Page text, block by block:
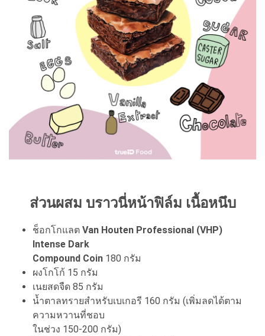
ส่วนผสม บราวนี่หน้าฟิล์ม เนื้อหนึบ
ช็อกโกแลต Van Houten Professional (VHP)
Intense Dark
Compound Coin 180 กรัม
ผงโกโก้ 15 กรัม
เนยสดจืด 85 กรัม
น้ำตาลทรายสำหรับเบเกอรี 160 กรัม (เพิ่มลดได้ตาม
ความหวานที่ชอบ
ในช่วง 150-200 กรัม)